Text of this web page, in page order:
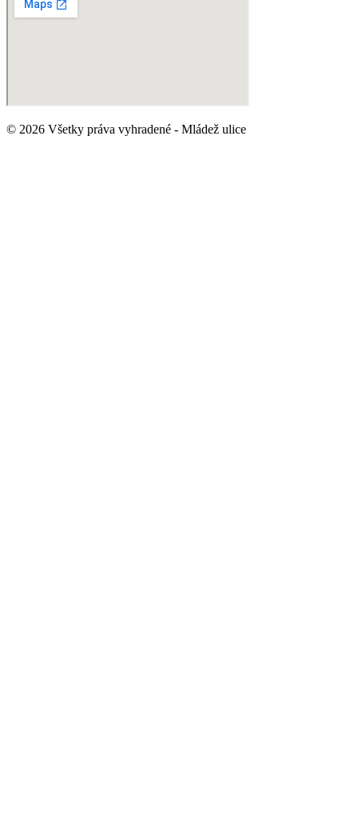
© 2026 Všetky práva vyhradené - Mládež ulice